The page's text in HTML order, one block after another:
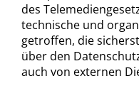
des
technische und
getroffen, die
über den
auch von externen